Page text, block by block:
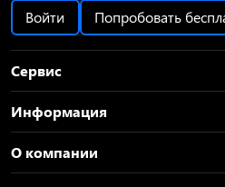
Войти
Попробовать
Сервис
Информация
О компании